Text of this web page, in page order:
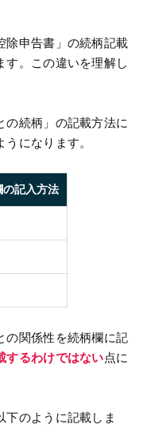
除申告書」の続柄記載
す。この違いを理解し
の続柄」の記載方法に
になります。
の記入方法
の関係性を続柄欄に記
するわけではない点に
下のように記載しま